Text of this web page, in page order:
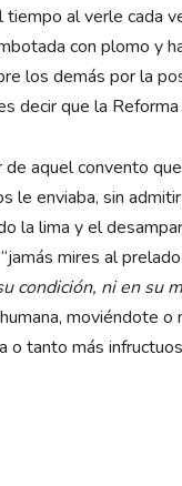
al verle cada
con plomo y
los demás por la
decir que la
de aquel convento
enviaba, sin
la lima y el
mires al
condición, ni en su
moviéndote
o tanto más